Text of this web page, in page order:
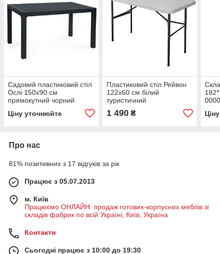
Садовий пластиковий стіл
Ослі 150х90 см
прямокутний чорний
Ціну уточнюйте
Пластиковий стіл Рейвон
122х60 см білий
туристичний
1 490₴
Про нас
81% позитивних з 17 відгуків за рік
Працює з 05.07.2013
м. Київ
Працюємо ОНЛАЙН: продаж готових-корпусних меблів зі
складів фабрик по всій Україні, Київ, Україна
Контакти
Сьогодні працює з 10:00 до 19:30